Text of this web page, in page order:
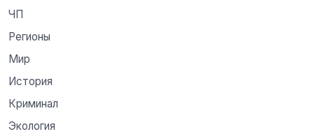
ЧП
Регионы
Мир
История
Криминал
Экология